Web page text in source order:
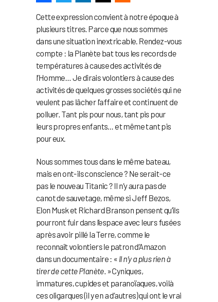
Cette expression convient à notre époque à
plusieurs titres. Parce que nous sommes
dans une situation inextricable. Rendez-vous
compte : la Planète bat tous les records de
températures à cause des activités de
l’Homme… Je dirais volontiers à cause des
activités de quelques grosses sociétés qui ne
veulent pas lâcher l’affaire et continuent de
polluer. Tant pis pour nous, tant pis pour
leurs propres enfants… et même tant pis
pour eux.
Nous sommes tous dans le même bateau,
mais en ont-ils conscience ? Ne serait-ce
pas le nouveau Titanic ? Il n’y aura pas de
canot de sauvetage, même si Jeff Bezos,
Elon Musk et Richard Branson pensent qu’ils
pourront fuir dans l’espace avec leurs fusées
après avoir pillé la Terre, comme le
reconnaît volontiers le patron d’Amazon
dans un documentaire : « Il n’y a plus rien à
tirer de cette Planète . » Cyniques,
immatures, cupides et paranoïaques, voilà
ces oligarques (il y en a d’autres) qui ont le vrai